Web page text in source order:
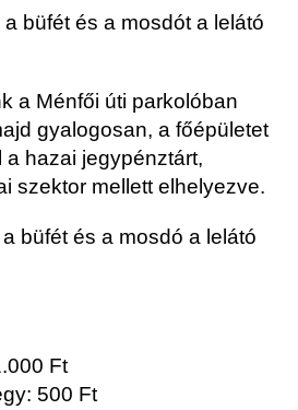
büfét és a mosdót a lelátó
a Ménfői úti parkolóban
gyalogosan, a főépületet
a hazai jegypénztárt,
szektor mellett elhelyezve.
büfét és a mosdó a lelátó
Ft
500 Ft